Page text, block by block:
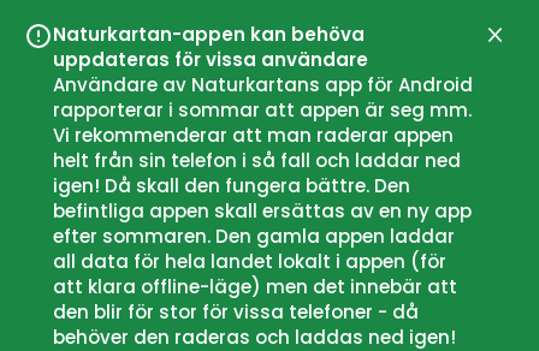
Naturkartan-appen kan behöva
uppdateras för vissa användare
Användare av Naturkartans app för Android
rapporterar i sommar att appen är seg mm.
Vi rekommenderar att man raderar appen
helt från sin telefon i så fall och laddar ned
igen! Då skall den fungera bättre. Den
befintliga appen skall ersättas av en ny app
efter sommaren. Den gamla appen laddar
all data för hela landet lokalt i appen (för
att klara offline-läge) men det innebär att
den blir för stor för vissa telefoner - då
behöver den raderas och laddas ned igen!